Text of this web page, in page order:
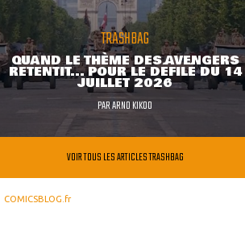
TRASHBAG
QUAND LE THÈME DES AVENGERS
RETENTIT... POUR LE DÉFILÉ DU 14
JUILLET 2026
PARARNO KIKOO
VOIR TOUS LES ARTICLES TRASHBAG
COMICSBLOG.fr